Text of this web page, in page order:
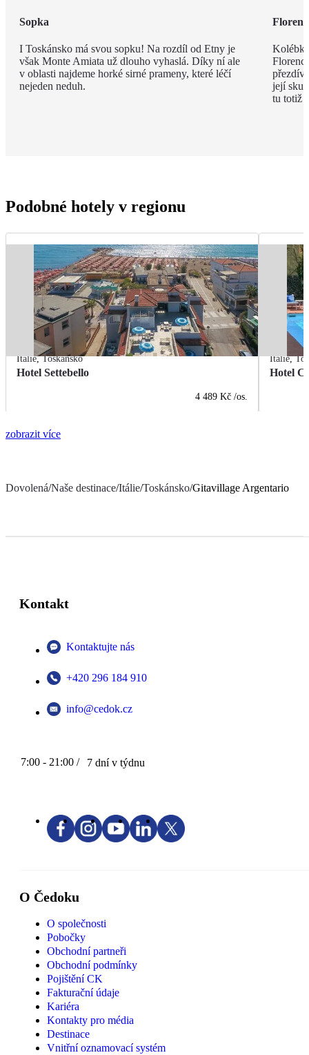
Sopka
I Toskánsko má svou sopku! Na rozdíl od Etny je
však Monte Amiata už dlouho vyhaslá. Díky ní ale
v oblasti najdeme horké sirné prameny, které léčí
nejeden neduh.
její
tu totiž
Podobné hotely v regionu
Itálie,Toskánsko
Hotel Settebello
4 489 Kč /os.
Itálie,
Hotel
zobrazit více
Dovolená/Naše destinace/Itálie/Toskánsko/Gitavillage Argentario
Kontakt
Kontaktujte nás
+420 296 184 910
info@cedok.cz
7:00 - 21:00 / 7 dní v týdnu
O Čedoku
O společnosti
Pobočky
Obchodní partneři
Obchodní podmínky
Pojištění CK
Fakturační údaje
Kariéra
Kontakty pro média
Destinace
Vnitřní oznamovací systém